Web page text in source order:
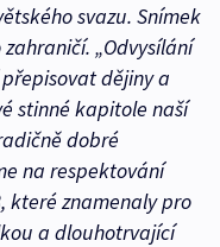
svazu. Snímek
„Odvysílání
dějiny a
stinné kapitole naší
dobré
na respektování
které znamenaly pro
a dlouhotrvající